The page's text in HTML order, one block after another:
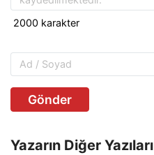
Gönder
Yazarın Diğer Yazıları